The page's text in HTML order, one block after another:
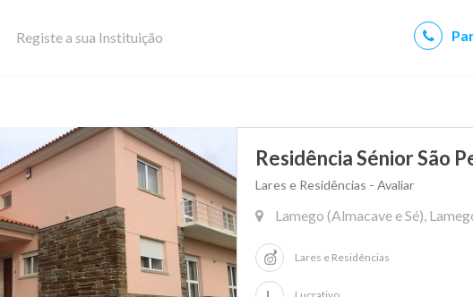
Registe a sua Instituição
Residência Sénior São
Lares e Residências - Avaliar
Lamego (Almacave e Sé),
Lares e Residências